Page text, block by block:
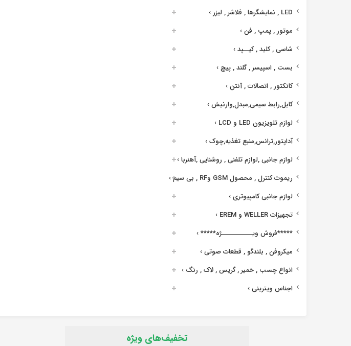
LED , نمایشگرها , فلاشر , لیزر
›
موتور , پمپ , فن›
شاسی , کلید , کیــپد›
بست , اسپیسر , گلند , پیچ›
کانکتور , اتصالات , آنتن›
کابل,رابط سیمی,مبدل,وارنیش›
لوازم تلویزیون LED و LCD
›
آداپتور,ترانس,منبع تغذیه,چوک›
لوازم جانبی ,لوازم تلفنی , روشنایی ,آهنربا›
ریموت کنترل , محصول GSM وRF , بی سیم
›
لوازم جانبی کامپیوتری›
تجهیزات WELLER و EREM
›
*****فروش ویــــــــــــژه*****›
میکروفن , بلندگو , قطعات صوتی›
انواع چسب , خمیر , گریس , لاک , رنگ ›
اجناس ویترینی›
تخفیف‌های ویژه